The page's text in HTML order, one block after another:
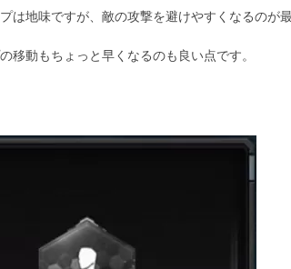
は地味ですが、敵の攻撃を避けやすくなるのが最
移動もちょっと早くなるのも良い点です。